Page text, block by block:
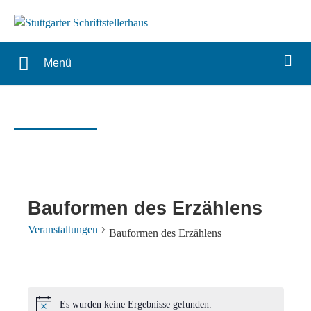
Menü
Bauformen des Erzählens
Veranstaltungen Bauformen des Erzählens
Veranstaltungen
Es wurden keine Ergebnisse gefunden.